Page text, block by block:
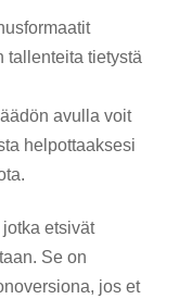
tallenteita tietystä
avulla voit
helpottaaksesi
etsivät
Se on
jos et